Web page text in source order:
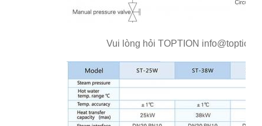
Vui lòng hỏi TOPTION